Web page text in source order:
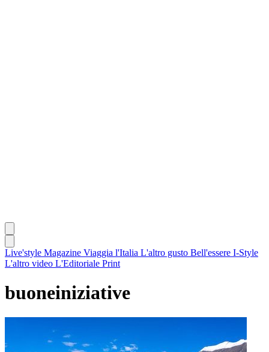
Live'style Magazine Viaggia l'Italia L'altro gusto Bell'essere I-Style
L'altro video L'Editoriale Print
buoneiniziative